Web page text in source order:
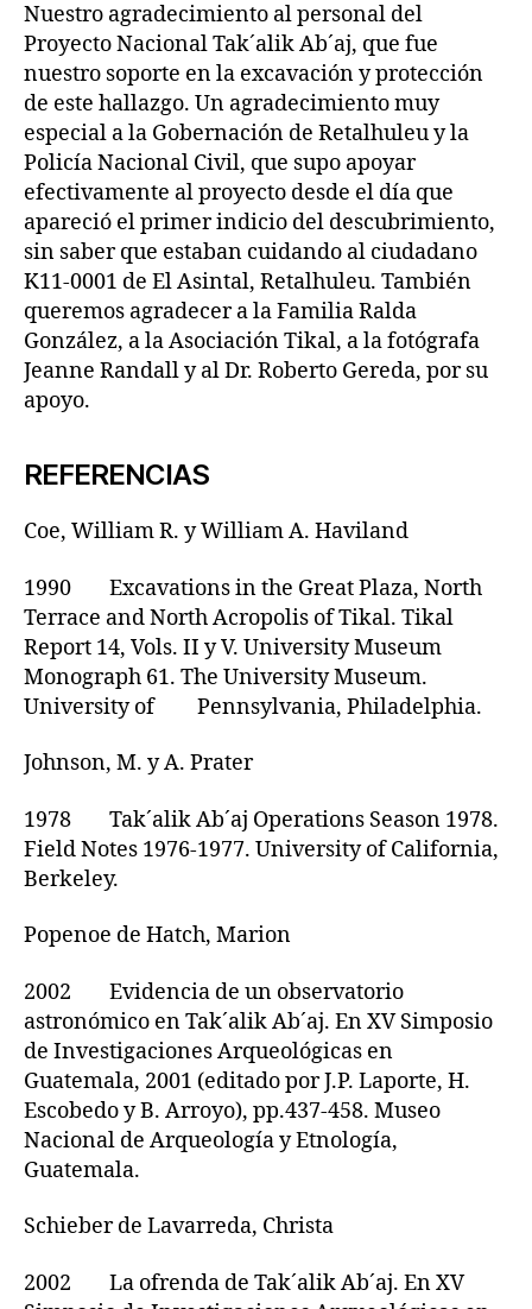
Nuestro agradecimiento al personal del
Proyecto Nacional Tak´alik Ab´aj, que fue
nuestro soporte en la excavación y protección
de este hallazgo. Un agradecimiento muy
especial a la Gobernación de Retalhuleu y la
Policía Nacional Civil, que supo apoyar
efectivamente al proyecto desde el día que
apareció el primer indicio del descubrimiento,
sin saber que estaban cuidando al ciudadano
K11-0001 de El Asintal, Retalhuleu. También
queremos agradecer a la Familia Ralda
González, a la Asociación Tikal, a la fotógrafa
Jeanne Randall y al Dr. Roberto Gereda, por su
apoyo.
REFERENCIAS
Coe, William R. y William A. Haviland
1990 Excavations in the Great Plaza, North
Terrace and North Acropolis of Tikal. Tikal
Report 14, Vols. II y V. University Museum
Monograph 61. The University Museum.
University of Pennsylvania, Philadelphia.
Johnson, M. y A. Prater
1978 Tak´alik Ab´aj Operations Season 1978.
Field Notes 1976-1977. University of California,
Berkeley.
Popenoe de Hatch, Marion
2002 Evidencia de un observatorio
astronómico en Tak´alik Ab´aj. En XV Simposio
de Investigaciones Arqueológicas en
Guatemala, 2001 (editado por J.P. Laporte, H.
Escobedo y B. Arroyo), pp.437-458. Museo
Nacional de Arqueología y Etnología,
Guatemala.
Schieber de Lavarreda, Christa
2002 La ofrenda de Tak´alik Ab´aj. En XV